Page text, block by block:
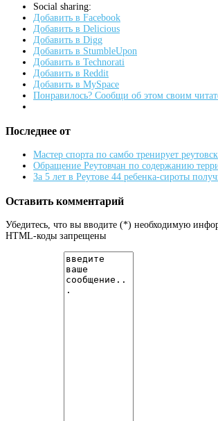
Social sharing:
Добавить в Facebook
Добавить в Delicious
Добавить в Digg
Добавить в StumbleUpon
Добавить в Technorati
Добавить в Reddit
Добавить в MySpace
Понравилось? Сообщи об этом своим
Последнее от
Мастер спорта по самбо тренирует
Обращение Реутовчан по содержанию
За 5 лет в Реутове 44 ребенка-сироты
Оставить комментарий
Убедитесь, что вы вводите (*) необходимую
HTML-коды запрещены